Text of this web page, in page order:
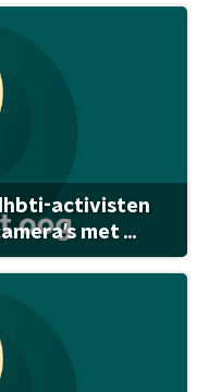
activisten
met ...